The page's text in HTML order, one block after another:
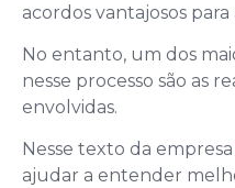
acordos vantajosos para
No entanto, um dos
nesse processo são as
envolvidas.
Nesse texto da empresa
ajudar a entender